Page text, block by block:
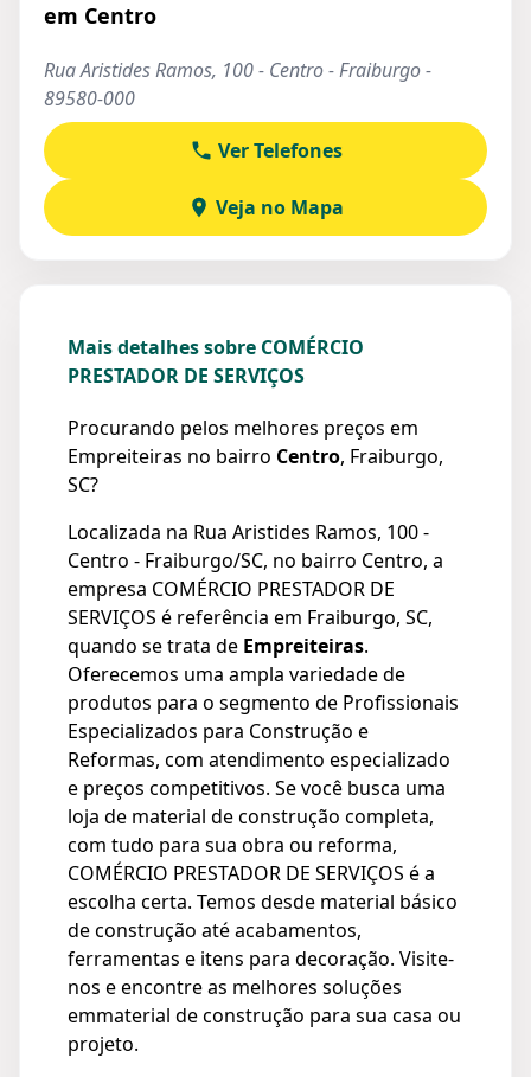
em Centro
Rua Aristides Ramos, 100 - Centro - Fraiburgo -
89580-000
Ver Telefones
Veja no Mapa
Mais detalhes sobre COMÉRCIO
PRESTADOR DE SERVIÇOS
Procurando pelos melhores preços em
Empreiteiras no bairro Centro, Fraiburgo,
SC?
Localizada na Rua Aristides Ramos, 100 -
Centro - Fraiburgo/SC, no bairro Centro, a
empresa COMÉRCIO PRESTADOR DE
SERVIÇOS é referência em Fraiburgo, SC,
quando se trata de Empreiteiras.
Oferecemos uma ampla variedade de
produtos para o segmento de Profissionais
Especializados para Construção e
Reformas, com atendimento especializado
e preços competitivos. Se você busca uma
loja de material de construção completa,
com tudo para sua obra ou reforma,
COMÉRCIO PRESTADOR DE SERVIÇOS é a
escolha certa. Temos desde material básico
de construção até acabamentos,
ferramentas e itens para decoração. Visite-
nos e encontre as melhores soluções
emmaterial de construção para sua casa ou
projeto.